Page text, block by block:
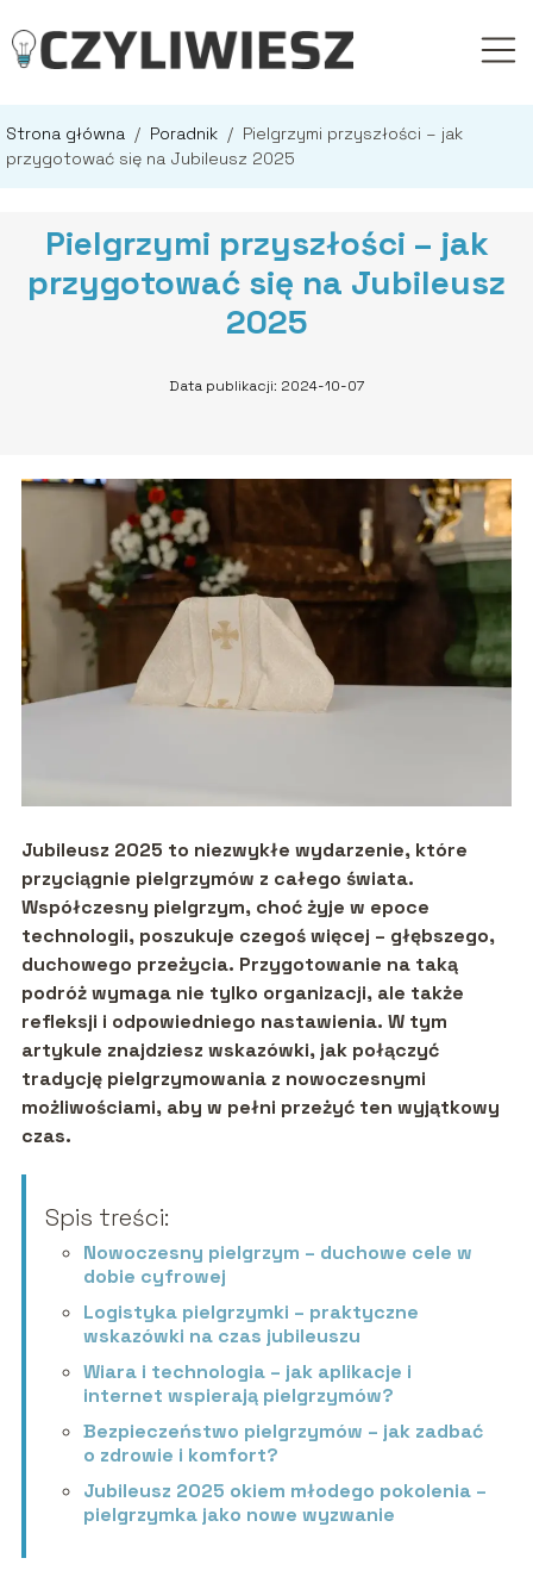
Strona główna / Poradnik / Pielgrzymi przyszłości – jak
przygotować się na Jubileusz 2025
Pielgrzymi przyszłości – jak
przygotować się na Jubileusz
2025
Data publikacji: 2024-10-07
Jubileusz 2025 to niezwykłe wydarzenie, które
przyciągnie pielgrzymów z całego świata.
Współczesny pielgrzym, choć żyje w epoce
technologii, poszukuje czegoś więcej – głębszego,
duchowego przeżycia. Przygotowanie na taką
podróż wymaga nie tylko organizacji, ale także
refleksji i odpowiedniego nastawienia. W tym
artykule znajdziesz wskazówki, jak połączyć
tradycję pielgrzymowania z nowoczesnymi
możliwościami, aby w pełni przeżyć ten wyjątkowy
czas.
Spis treści:
Nowoczesny pielgrzym – duchowe cele w
dobie cyfrowej
Logistyka pielgrzymki – praktyczne
wskazówki na czas jubileuszu
Wiara i technologia – jak aplikacje i
internet wspierają pielgrzymów?
Bezpieczeństwo pielgrzymów – jak zadbać
o zdrowie i komfort?
Jubileusz 2025 okiem młodego pokolenia –
pielgrzymka jako nowe wyzwanie